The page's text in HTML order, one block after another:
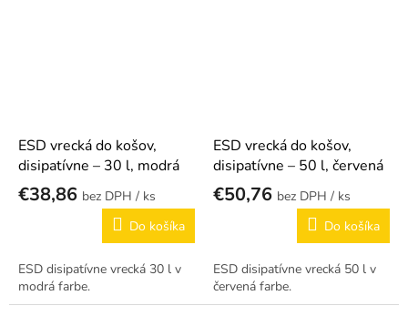
ESD vrecká do košov,
disipatívne – 30 l, modrá
€38,86
/ ks
Do košíka
ESD disipatívne vrecká 30 l v
modrá farbe.
ESD vrecká do košov,
disipatívne – 50 l, červená
€50,76
/ ks
Do košíka
ESD disipatívne vrecká 50 l v
červená farbe.